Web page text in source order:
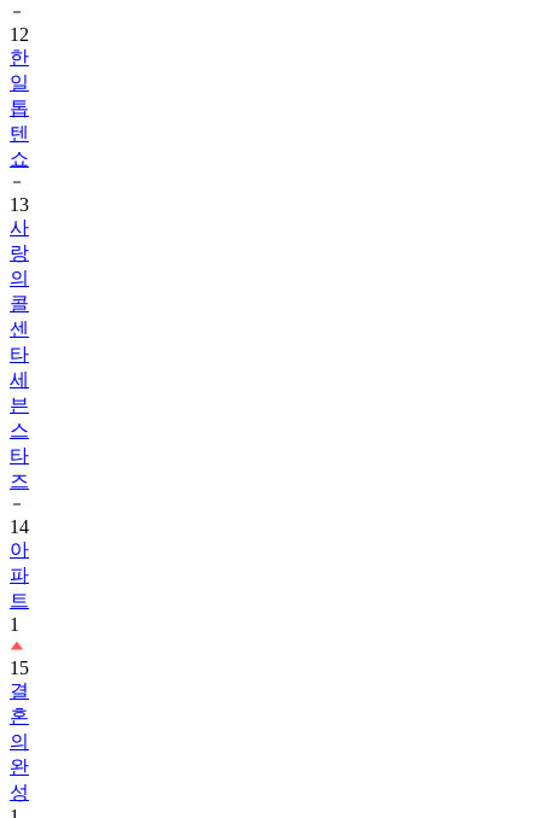
12
한
일
톱
텐
쇼
13
사
랑
의
콜
센
타
세
븐
스
타
즈
14
아
파
트
1
15
결
혼
의
완
성